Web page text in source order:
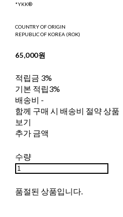
*YKK®
COUNTRY OF ORIGIN
REPUBLIC OF KOREA (ROK)
65,000원
적립금 3%
기본 적립3%
배송비 -
함께 구매 시 배송비 절약 상품
보기
추가 금액
수량
품절된 상품입니다.